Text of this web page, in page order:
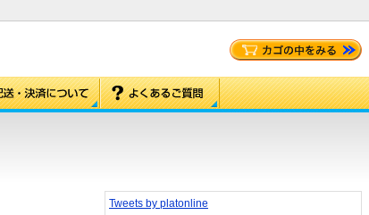
Tweets by platonline